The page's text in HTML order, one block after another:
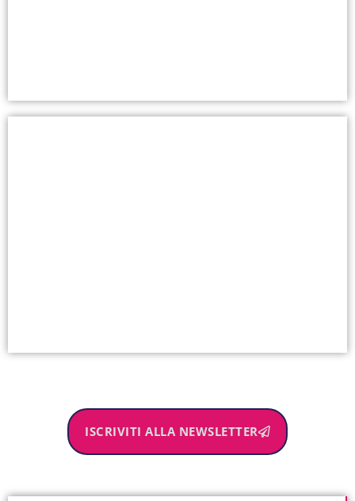
ISCRIVITI ALLA NEWSLETTER